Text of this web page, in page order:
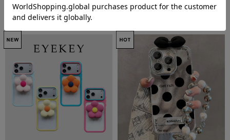
全4色/Pop dot iphone case
¥5,400
Hologram flower iPhone case
M214